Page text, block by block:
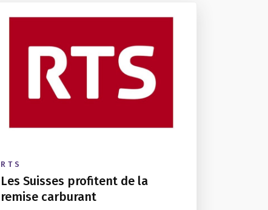
RTS
Les Suisses profitent de la
remise carburant